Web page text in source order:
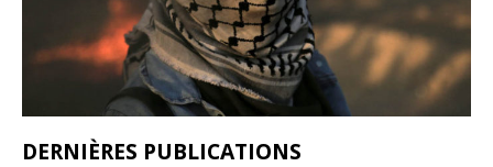
DERNIÈRES PUBLICATIONS